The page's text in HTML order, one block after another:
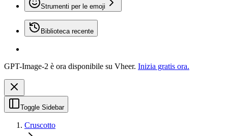
Strumenti per le emoji
Biblioteca recente
GPT-Image-2 è ora disponibile su Vheer. Inizia gratis ora.
Toggle Sidebar
Cruscotto